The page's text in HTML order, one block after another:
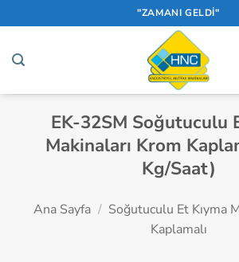
atla
"ZAMANI GELDİ"
EK-32SM Soğutuculu
Makinaları Krom
Kg/Saat)
Ana Sayfa / Soğutuculu Et Kıyma
Kaplamalı